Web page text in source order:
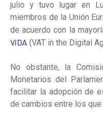
julio y tuvo lugar en
miembros de la Unión
de acuerdo con la
ViDA (VAT in the Digital
No obstante, la
Monetarios del
facilitar la adopción de
de cambios entre los